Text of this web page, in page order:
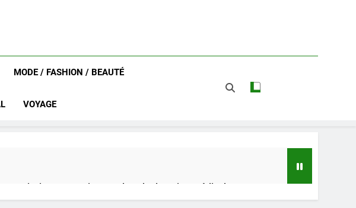
MODE / FASHION / BEAUTÉ
VOYAGE
missions et son impact dans le domaine médical